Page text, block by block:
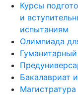
Курсы
и
испытаниям
Олимпиада
Бакалавриат
Магистратура